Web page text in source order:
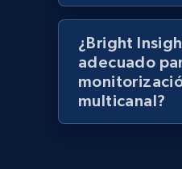
Lowes.com - Collect
URL, Domain,
Model number, Gtin ean
¿Bright
adecuado
multicanal?